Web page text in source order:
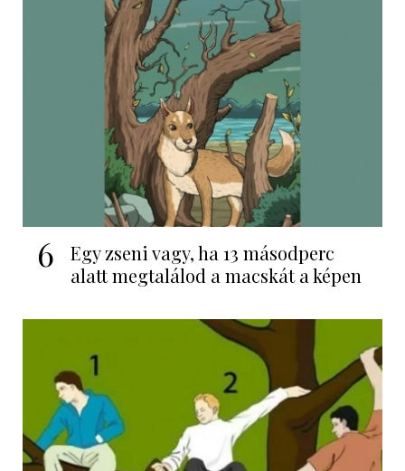
6
Egy zseni vagy, ha 13 másodperc
alatt megtalálod a macskát a képen